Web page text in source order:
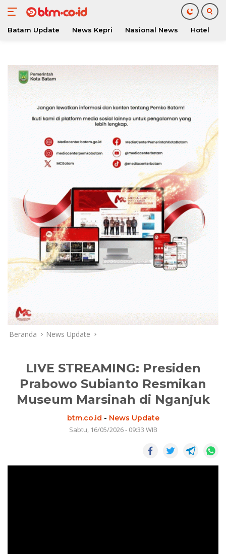
konten
Batam Update News Kepri Nasional News Hotel
Beranda News Update
LIVE STREAMING: Presiden
Prabowo Subianto Resmikan
Museum Marsinah di Nganjuk
btm.co.id - News Update
Sabtu, 16/05/2026 - 09:33 WIB